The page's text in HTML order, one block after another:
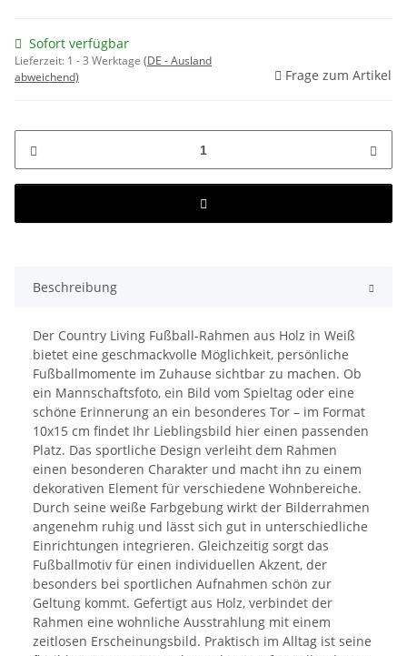
Sofort verfügbar
Lieferzeit: 1 - 3 Werktage (DE - Ausland
abweichend)
Frage zum Artikel
Beschreibung
Der Country Living Fußball-Rahmen aus Holz in Weiß
bietet eine geschmackvolle Möglichkeit, persönliche
Fußballmomente im Zuhause sichtbar zu machen. Ob
ein Mannschaftsfoto, ein Bild vom Spieltag oder eine
schöne Erinnerung an ein besonderes Tor – im Format
10x15 cm findet Ihr Lieblingsbild hier einen passenden
Platz. Das sportliche Design verleiht dem Rahmen
einen besonderen Charakter und macht ihn zu einem
dekorativen Element für verschiedene Wohnbereiche.
Durch seine weiße Farbgebung wirkt der Bilderrahmen
angenehm ruhig und lässt sich gut in unterschiedliche
Einrichtungen integrieren. Gleichzeitig sorgt das
Fußballmotiv für einen individuellen Akzent, der
besonders bei sportlichen Aufnahmen schön zur
Geltung kommt. Gefertigt aus Holz, verbindet der
Rahmen eine wohnliche Ausstrahlung mit einem
zeitlosen Erscheinungsbild. Praktisch im Alltag ist seine